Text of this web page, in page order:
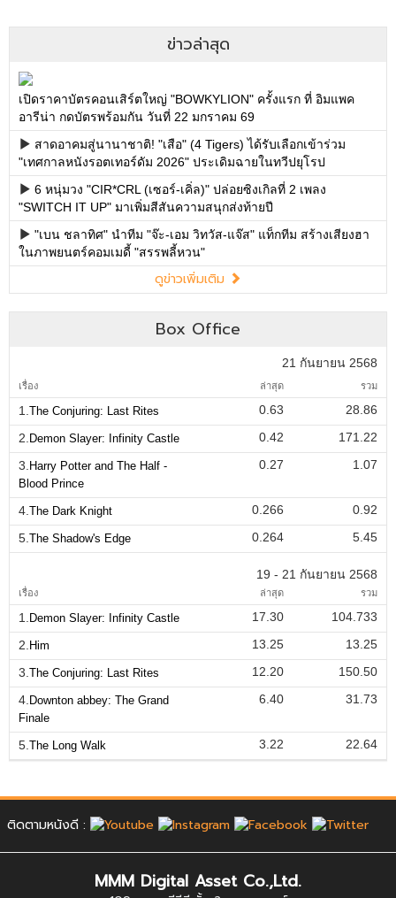
ข่าวล่าสุด
เปิดราคาบัตรคอนเสิร์ตใหญ่ "BOWKYLION" ครั้งแรก ที่ อิมแพค
อารีน่า กดบัตรพร้อมกัน วันที่ 22 มกราคม 69
สาดอาคมสู่นานาชาติ! "เสือ" (4 Tigers) ได้รับเลือกเข้าร่วม
"เทศกาลหนังรอตเทอร์ดัม 2026" ประเดิมฉายในทวีปยุโรป
6 หนุ่มวง "CIR*CRL (เซอร์-เคิ่ล)" ปล่อยซิงเกิลที่ 2 เพลง
"SWITCH IT UP" มาเพิ่มสีสันความสนุกส่งท้ายปี
"เบน ชลาทิศ" นำทีม "จ๊ะ-เอม วิทวัส-แจ๊ส" แท็กทีม สร้างเสียงฮา
ในภาพยนตร์คอมเมดี้ "สรรพลี้หวน"
ดูข่าวเพิ่มเติม
Box Office
21 กันยายน 2568
เรื่อง ล่าสุด รวม
1. The Conjuring: Last Rites 0.63
28.86
2. Demon Slayer: Infinity Castle 0.42
171.22
3. Harry Potter and The Half -
Blood Prince
0.27 1.07
4. The Dark Knight 0.266
0.92
5. The Shadow's Edge 0.264 5.45
19 - 21 กันยายน 2568
เรื่อง ล่าสุด รวม
1. Demon Slayer: Infinity Castle 17.30
104.733
2. Him 13.25
13.25
3. The Conjuring: Last Rites 12.20
150.50
4. Downton abbey: The Grand
Finale
6.40 31.73
5. The Long Walk 3.22 22.64
ติดตามหนังดี :
MMM Digital Asset Co.,Ltd.